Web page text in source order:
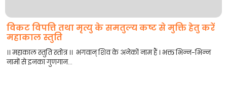
विकट विपत्ति तथा मृत्यु के समतुल्य कष्ट से मुक्ति हेतु करें
महाकाल स्तुति
।। महाकाल स्तुति स्तोत्र ।। भगवान् शिव के अनेकों नाम हैं । भक्त भिन्न-भिन्न
नामों से इनका गुणगान...